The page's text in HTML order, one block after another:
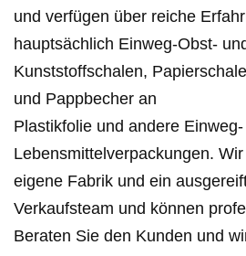
und verfügen über reiche
hauptsächlich Einweg-Obst-
Kunststoffschalen,
und Pappbecher an
Plastikfolie und andere Einweg-
Lebensmittelverpackungen.
eigene Fabrik und ein
Verkaufsteam und können
Beraten Sie den Kunden und